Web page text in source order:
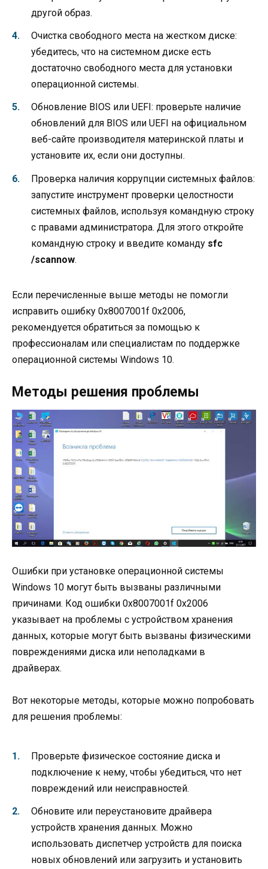
другой образ.
Очистка свободного места на жестком диске:
убедитесь, что на системном диске есть
достаточно свободного места для установки
операционной системы.
Обновление BIOS или UEFI: проверьте наличие
обновлений для BIOS или UEFI на официальном
веб-сайте производителя материнской платы и
установите их, если они доступны.
Проверка наличия коррупции системных файлов:
запустите инструмент проверки целостности
системных файлов, используя командную строку
с правами администратора. Для этого откройте
командную строку и введите команду sfc
/scannow.
Если перечисленные выше методы не помогли
исправить ошибку 0x8007001f 0x2006,
рекомендуется обратиться за помощью к
профессионалам или специалистам по поддержке
операционной системы Windows 10.
Методы решения проблемы
Ошибки при установке операционной системы
Windows 10 могут быть вызваны различными
причинами. Код ошибки 0x8007001f 0x2006
указывает на проблемы с устройством хранения
данных, которые могут быть вызваны физическими
повреждениями диска или неполадками в
драйверах.
Вот некоторые методы, которые можно попробовать
для решения проблемы:
Проверьте физическое состояние диска и
подключение к нему, чтобы убедиться, что нет
повреждений или неисправностей.
Обновите или переустановите драйвера
устройств хранения данных. Можно
использовать диспетчер устройств для поиска
новых обновлений или загрузить и установить